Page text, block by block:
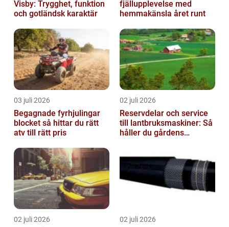
Visby: Trygghet, funktion
och gotländsk karaktär
fjällupplevelse med
hemmakänsla året runt
03 juli 2026
Begagnade fyrhjulingar
blocket så hittar du rätt
atv till rätt pris
02 juli 2026
Reservdelar och service
till lantbruksmaskiner: Så
håller du gårdens
02 juli 2026 02 juli 2026